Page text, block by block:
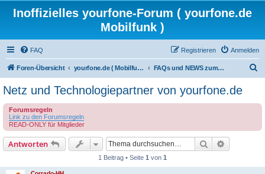
Inoffizielles yourfone-Forum ( yourfone.de
Mobilfunk )
FAQ Anmelden
Registrieren
Foren-Übersicht yourfone.de ( Mobilfunkangebot ) FAQs und NEWS zum Angebot von yourfone
Netz und Technologiepartner von yourfone.de
Forumsregeln
Link zu den Forumsregeln
READ-ONLY für Mitglieder
Antworten Suche
1 Beitrag • Seite 1 von 1